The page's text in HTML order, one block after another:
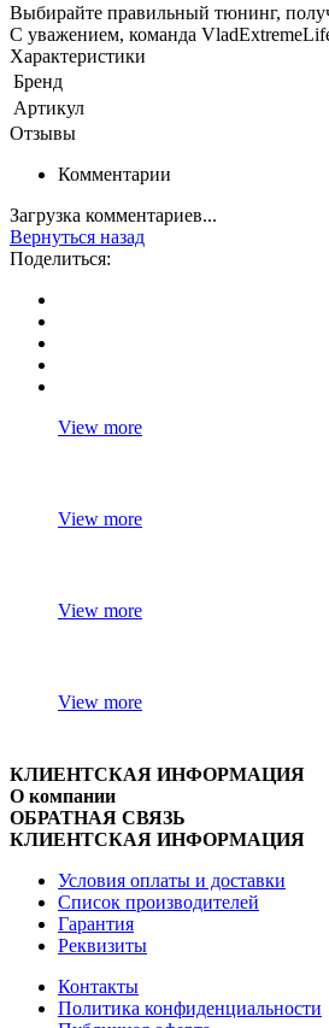
Выбирайте правильный тюнинг,
С уважением, команда
Характеристики
Бренд
Артикул
Отзывы
Комментарии
Загрузка комментариев...
Вернуться назад
Поделиться:
View more
View more
View more
View more
КЛИЕНТСКАЯ ИНФОРМАЦИЯ
О компании
ОБРАТНАЯ СВЯЗЬ
КЛИЕНТСКАЯ ИНФОРМАЦИЯ
Условия оплаты и доставки
Список производителей
Гарантия
Реквизиты
Контакты
Политика конфиденциальности